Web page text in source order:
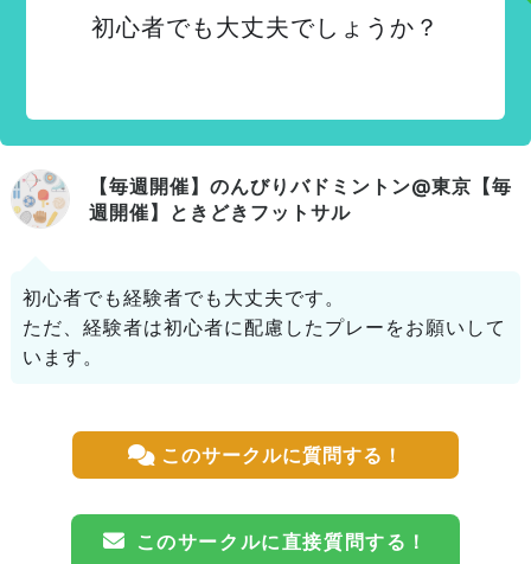
初心者でも大丈夫でしょうか？
【毎週開催】のんびりバドミントン@東京【毎
週開催】ときどきフットサル
初心者でも経験者でも大丈夫です。
ただ、経験者は初心者に配慮したプレーをお願いして
います。
このサークルに質問する！
このサークルに直接質問する！